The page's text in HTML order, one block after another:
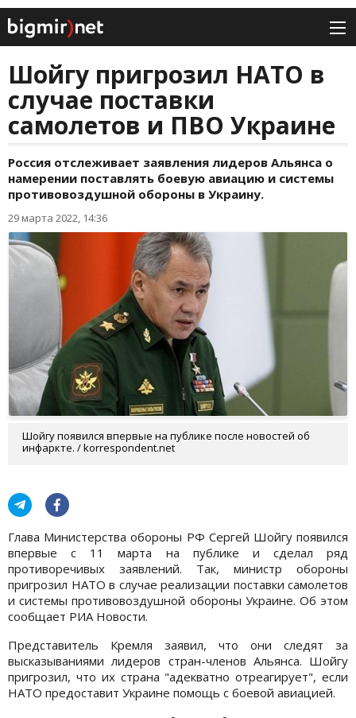
Шойгу пригрозил НАТО в
случае поставки
самолетов и ПВО Украине
Россия отслеживает заявления лидеров Альянса о
намерении поставлять боевую авиацию и системы
противовоздушной обороны в Украину.
29 марта 2022, 14:36
Шойгу появился впервые на публике после новостей об
инфаркте. / korrespondent.net
Глава Министерства обороны РФ Сергей Шойгу появился
впервые с 11 марта на публике и сделал ряд
противоречивых заявлений. Так, министр обороны
пригрозил НАТО в случае реализации поставки самолетов
и системы противовоздушной обороны Украине. Об этом
сообщает РИА Новости.
Представитель Кремля заявил, что они следят за
высказываниями лидеров стран-членов Альянса. Шойгу
пригрозил, что их страна "адекватно отреагирует", если
НАТО предоставит Украине помощь с боевой авиацией.